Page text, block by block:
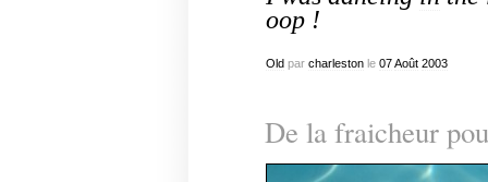
oop !
Oldpar charlestonle 07 Août 2003
De la fraicheur